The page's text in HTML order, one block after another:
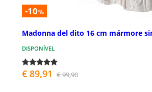
-10%
Madonna del dito 16 cm mármore
DISPONÍVEL
€ 89,91 € 99,90